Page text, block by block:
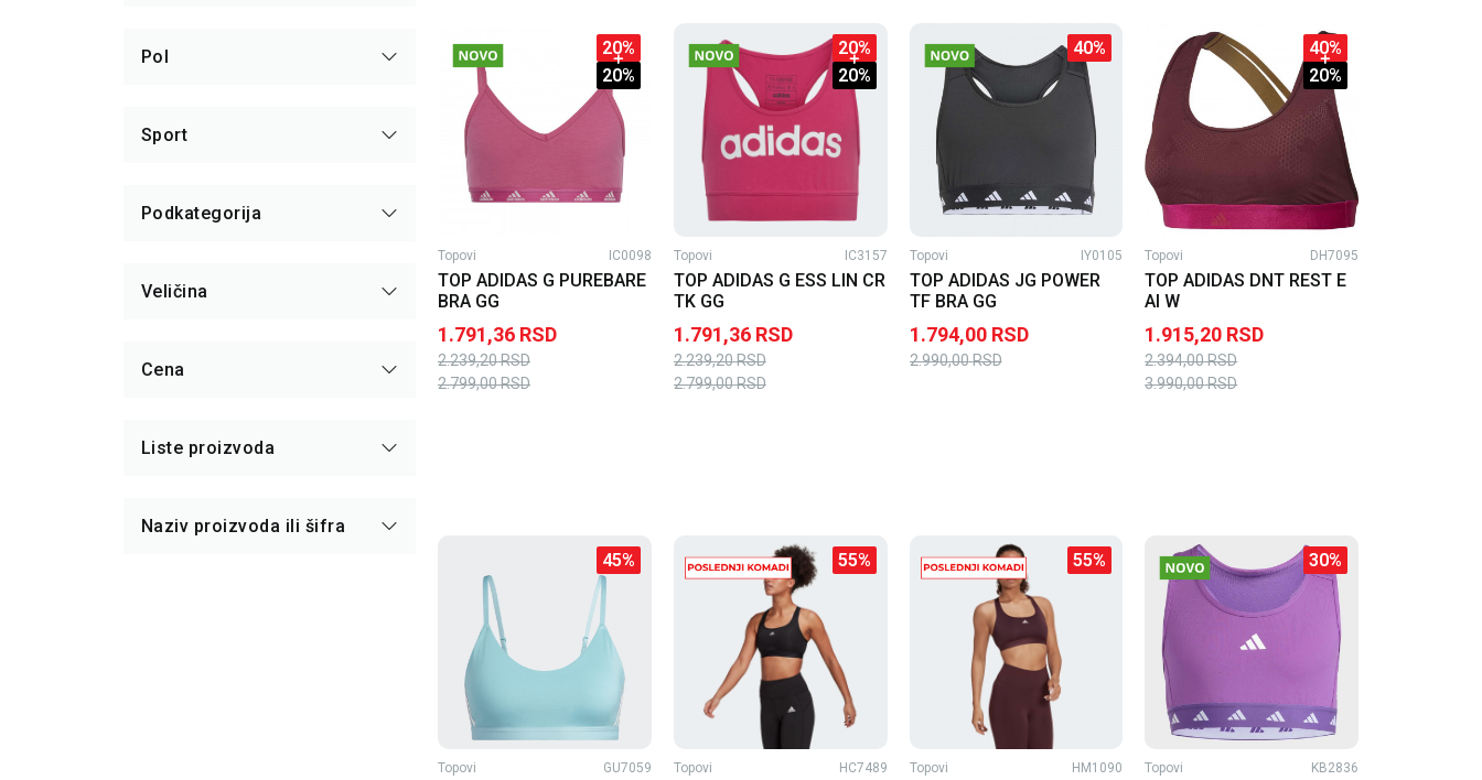
Pol
Sport
Podkategorija
Veličina
Cena
Liste proizvoda
Naziv proizvoda ili šifra
20%
20%
Topovi IC0098
TOP ADIDAS G PUREBARE
BRA GG
1.791,36 RSD
2.239,20RSD
2.799,00RSD
20%
20%
Topovi IC3157
TOP ADIDAS G ESS LIN CR
TK GG
1.791,36 RSD
2.239,20RSD
2.799,00RSD
40%
Topovi IY0105
TOP ADIDAS JG POWER
TF BRA GG
1.794,00 RSD
2.990,00RSD
40%
20%
Topovi DH7095
TOP ADIDAS DNT REST E
AI W
1.915,20 RSD
2.394,00RSD
3.990,00RSD
45%
Topovi GU7059
55%
Topovi HC7489
55%
Topovi HM1090
30%
Topovi KB2836